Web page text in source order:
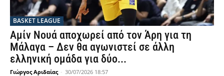
BASKET LEAGUE
Αμίν Νουά αποχωρεί από τον Άρη για τη
Μάλαγα – Δεν θα αγωνιστεί σε άλλη
ελληνική ομάδα για δύο...
Γιώργος Αριδαίας - 30/07/2026 18:57